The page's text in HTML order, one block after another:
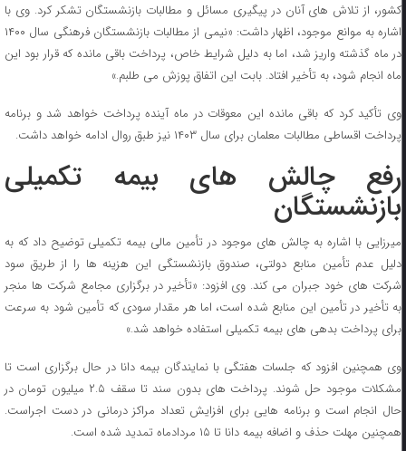
کشور، از تلاش های آنان در پیگیری مسائل و مطالبات بازنشستگان تشکر کرد. وی با
اشاره به موانع موجود، اظهار داشت: «نیمی از مطالبات بازنشستگان فرهنگی سال ۱۴۰۰
در ماه گذشته واریز شد، اما به دلیل شرایط خاص، پرداخت باقی مانده که قرار بود این
ماه انجام شود، به تأخیر افتاد. بابت این اتفاق پوزش می طلبم.»
وی تأکید کرد که باقی مانده این معوقات در ماه آینده پرداخت خواهد شد و برنامه
پرداخت اقساطی مطالبات معلمان برای سال ۱۴۰۳ نیز طبق روال ادامه خواهد داشت.
رفع چالش های بیمه تکمیلی
بازنشستگان
میرزایی با اشاره به چالش های موجود در تأمین مالی بیمه تکمیلی توضیح داد که به
دلیل عدم تأمین منابع دولتی، صندوق بازنشستگی این هزینه ها را از طریق سود
شرکت های خود جبران می کند. وی افزود: «تأخیر در برگزاری مجامع شرکت ها منجر
به تأخیر در تأمین این منابع شده است، اما هر مقدار سودی که تأمین شود به سرعت
برای پرداخت بدهی های بیمه تکمیلی استفاده خواهد شد.»
وی همچنین افزود که جلسات هفتگی با نمایندگان بیمه دانا در حال برگزاری است تا
مشکلات موجود حل شوند. پرداخت های بدون سند تا سقف ۲.۵ میلیون تومان در
حال انجام است و برنامه هایی برای افزایش تعداد مراکز درمانی در دست اجراست.
همچنین مهلت حذف و اضافه بیمه دانا تا ۱۵ مردادماه تمدید شده است.